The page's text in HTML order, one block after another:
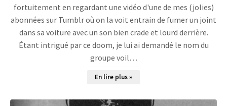
fortuitement en regardant une vidéo d'une de mes (jolies)
abonnées sur Tumblr où on la voit entrain de fumer un joint
dans sa voiture avec un son bien crade et lourd derrière.
Étant intrigué par ce doom, je lui ai demandé le nom du
groupe voil…
En lire plus »